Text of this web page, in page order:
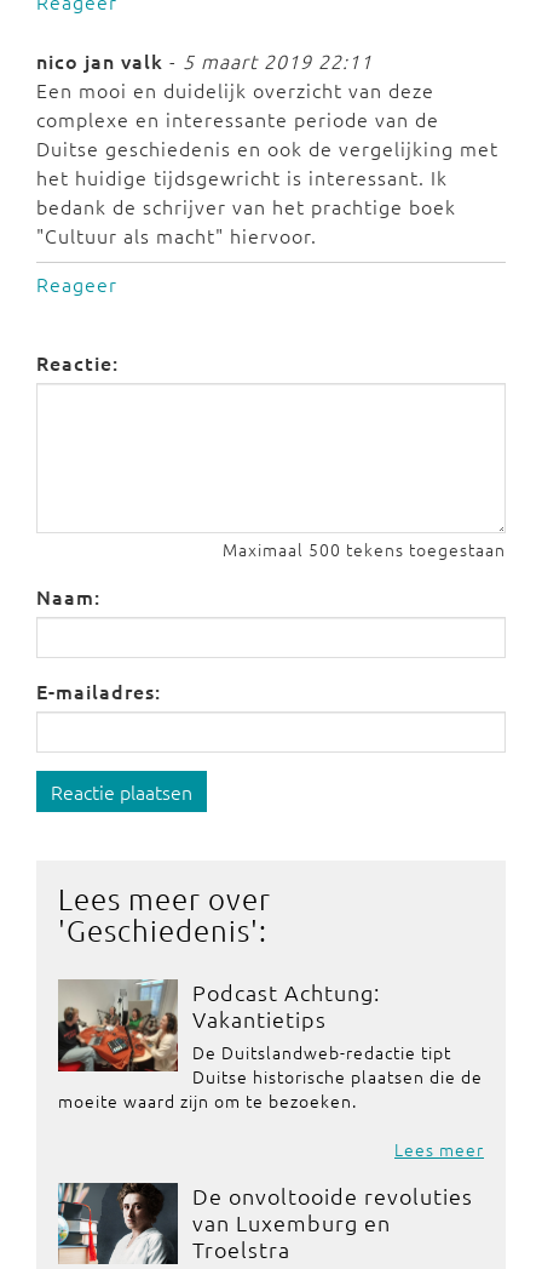
nico jan valk - 5 maart 2019 22:11
Een mooi en duidelijk overzicht van deze
complexe en interessante periode van de
Duitse geschiedenis en ook de vergelijking met
het huidige tijdsgewricht is interessant. Ik
bedank de schrijver van het prachtige boek
"Cultuur als macht" hiervoor.
Reageer
Reactie:
Maximaal 500 tekens toegestaan
Naam:
E-mailadres:
Reactie plaatsen
Lees meer over
'Geschiedenis':
Podcast Achtung:
Vakantietips
De Duitslandweb-redactie tipt
Duitse historische plaatsen die de
moeite waard zijn om te bezoeken.
Lees meer
De onvoltooide revoluties
van Luxemburg en
Troelstra